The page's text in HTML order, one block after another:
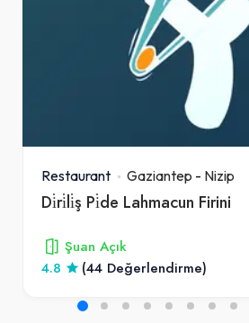
Restaurant Gaziantep - Nizip
Di̇ri̇li̇ş Pi̇de Lahmacun Firini
Şuan Açık
4.8
(44 Değerlendirme)